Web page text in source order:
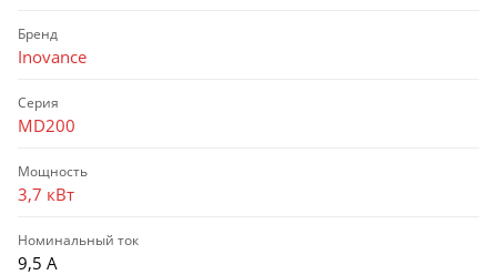
Бренд
Inovance
Серия
MD200
Мощность
3,7 кВт
Номинальный ток
9,5 А